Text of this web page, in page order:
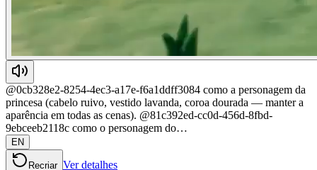
@0cb328e2-8254-4ec3-a17e-f6a1ddff3084 como a personagem da
princesa (cabelo ruivo, vestido lavanda, coroa dourada — manter a
aparência em todas as cenas). @81c392ed-cc0d-456d-8fbd-
9ebceeb2118c como o personagem do…
EN
Recriar Ver detalhes